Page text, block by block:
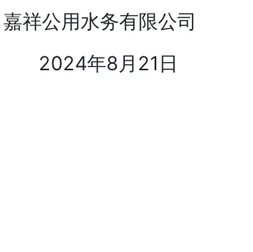
嘉祥公用水务有限公司
2024年8月21日